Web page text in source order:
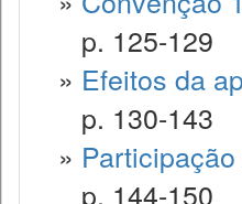
p. 125-129
» Efeitos da
p. 130-143
»
p. 144-150